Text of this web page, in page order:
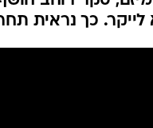
כך נראית